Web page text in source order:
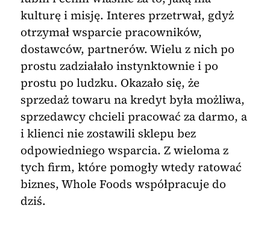
kulturę i misję. Interes przetrwał, gdyż
otrzymał wsparcie pracowników,
dostawców, partnerów. Wielu z nich po
prostu zadziałało instynktownie i po
prostu po ludzku. Okazało się, że
sprzedaż towaru na kredyt była możliwa,
sprzedawcy chcieli pracować za darmo, a
i klienci nie zostawili sklepu bez
odpowiedniego wsparcia. Z wieloma z
tych firm, które pomogły wtedy ratować
biznes, Whole Foods współpracuje do
dziś.